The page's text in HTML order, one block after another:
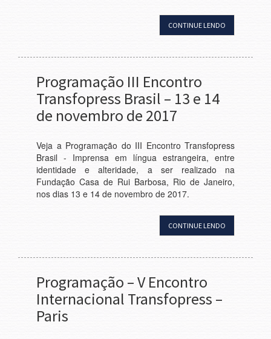
CONTINUE LENDO
Programação III Encontro
Transfopress Brasil – 13 e 14
de novembro de 2017
Veja a Programação do III Encontro Transfopress
Brasil - Imprensa em língua estrangeira, entre
identidade e alteridade, a ser realizado na
Fundação Casa de Rui Barbosa, Rio de Janeiro,
nos dias 13 e 14 de novembro de 2017.
CONTINUE LENDO
Programação – V Encontro
Internacional Transfopress –
Paris